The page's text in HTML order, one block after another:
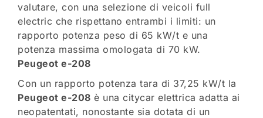
valutare, con una selezione di veicoli full
electric che rispettano entrambi i limiti: un
rapporto potenza peso di 65 kW/t e una
potenza massima omologata di 70 kW.
Peugeot e-208
Con un rapporto potenza tara di 37,25 kW/t la
Peugeot e-208 è una citycar elettrica adatta ai
neopatentati, nonostante sia dotata di un